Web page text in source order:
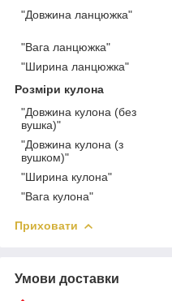
"Довжина ланцюжка"
"Вага ланцюжка"
"Ширина ланцюжка"
Розміри кулона
"Довжина кулона (без
вушка)"
"Довжина кулона (з
вушком)"
"Ширина кулона"
"Вага кулона"
Приховати
Умови доставки